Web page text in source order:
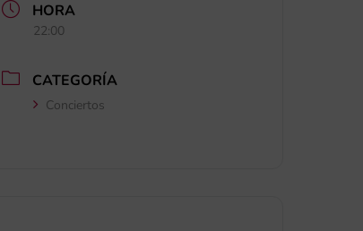
HORA
22:00
CATEGORÍA
Conciertos